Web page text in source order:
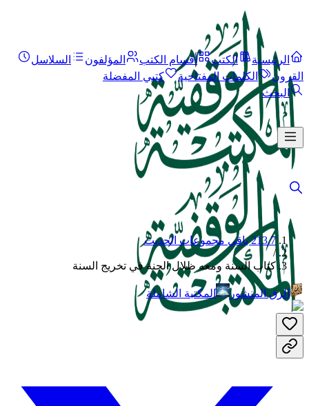
الرئيسية الكتب أقسام الكتب المؤلفون
السلاسل
القرون
الكلمات المفتاحية
كتبي المفضلة
البحث
213.7 باقي مجموعات الحديث
/
كتاب السنة ومعه ظلال الجنة في تخريج السنة
الرق المنشور المكتبة الشاملة